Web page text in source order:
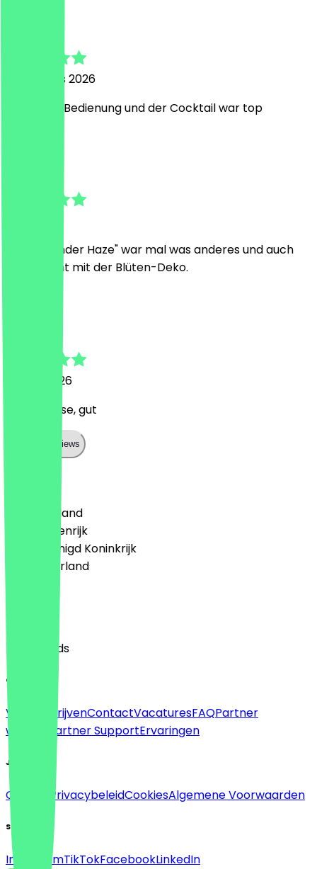
4 augustus 2026
Sehr liebe Bedienung und der Cocktail war top
Der "Lavender Haze" war mal was anderes und auch
interessant mit der Blüten-Deko.
28 mei 2026
Wallah Krise, gut
Show all reviews
🇩🇪 Duitsland
🇦🇹 Oostenrijk
🇬🇧 Verenigd Koninkrijk
🇳🇱 Nederland
English
Nederlands
Over
Voor bedrijvenContactVacaturesFAQPartner
worden
Partner SupportErvaringen
Juridisch
Colofon PrivacybeleidCookiesAlgemene Voorwaarden
Sociaal
InstagramTikTokFacebookLinkedIn